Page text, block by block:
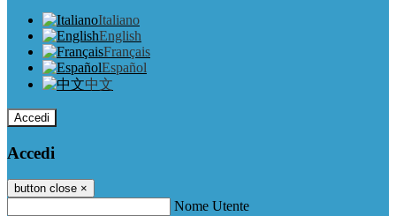
Italiano
English
Français
Español
中文
Accedi
Accedi
button close ×
Nome Utente